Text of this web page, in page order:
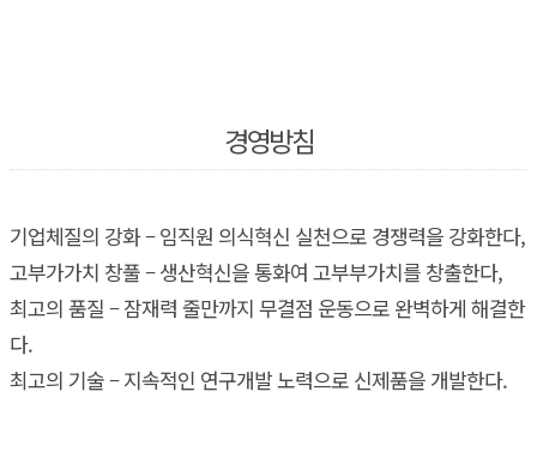
경영방침
기업체질의 강화 – 임직원 의식혁신 실천으로 경쟁력을 강화한다,
고부가가치 창풀 – 생산혁신을 통화여 고부부가치를 창출한다,
최고의 품질 – 잠재력 줄만까지 무결점 운동으로 완벽하게 해결한
다.
최고의 기술 – 지속적인 연구개발 노력으로 신제품을 개발한다.